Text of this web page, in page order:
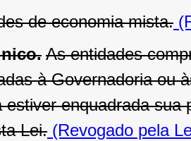
de economia mista.
As entidades
à Governadoria ou
estiver enquadrada
Lei. (Revogado pela